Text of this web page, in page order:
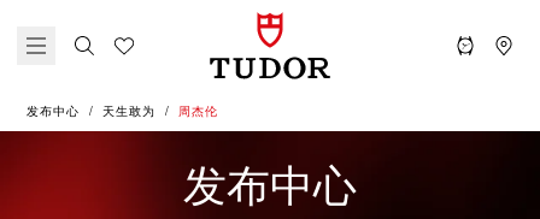
发布中心 天生敢为 周杰伦
发布中心天生敢